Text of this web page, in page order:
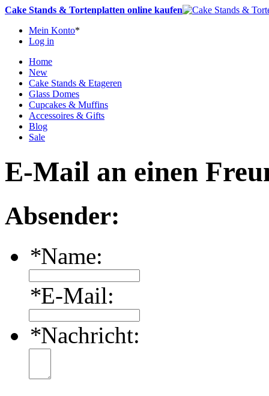
Cake Stands & Tortenplatten online kaufen
Mein Konto*
Log in
Home
New
Cake Stands & Etageren
Glass Domes
Cupcakes & Muffins
Accessoires & Gifts
Blog
Sale
E-Mail an einen
Absender:
*Name:
*E-Mail:
*Nachricht: